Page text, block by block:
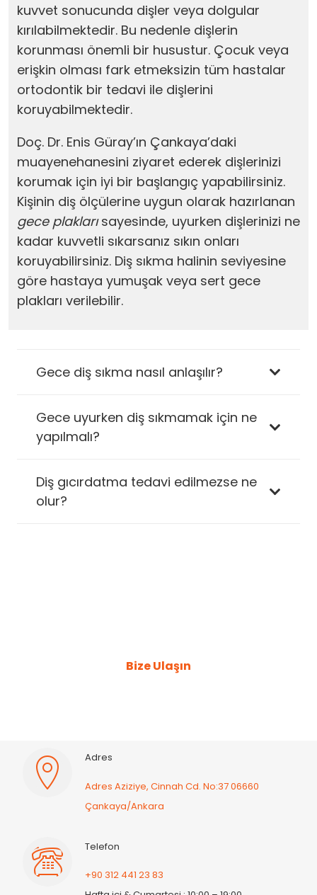
kuvvet sonucunda dişler veya dolgular
kırılabilmektedir. Bu nedenle dişlerin
korunması önemli bir husustur. Çocuk veya
erişkin olması fark etmeksizin tüm hastalar
ortodontik bir tedavi ile dişlerini
koruyabilmektedir.
Doç. Dr. Enis Güray’ın Çankaya’daki
muayenehanesini ziyaret ederek dişlerinizi
korumak için iyi bir başlangıç yapabilirsiniz.
Kişinin diş ölçülerine uygun olarak hazırlanan
gece plaklarısayesinde, uyurken dişlerinizi ne
kadar kuvvetli sıkarsanız sıkın onları
koruyabilirsiniz. Diş sıkma halinin seviyesine
göre hastaya yumuşak veya sert gece
plakları verilebilir.
Gece diş sıkma nasıl anlaşılır?
Gece uyurken diş sıkmamak için ne
yapılmalı?
Diş gıcırdatma tedavi edilmezse ne
olur?
Bize Ulaşın
Adres
Adres Aziziye, Cinnah Cd. No:37 06660
Çankaya/Ankara
Telefon
+90 312 441 23 83